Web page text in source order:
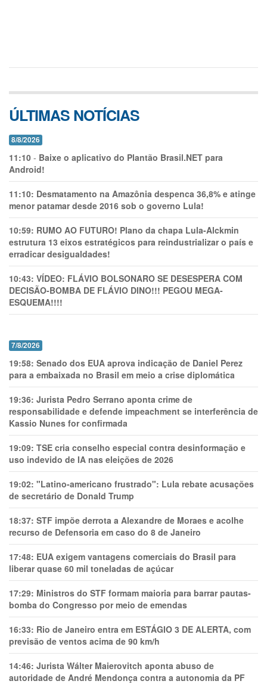
ÚLTIMAS NOTÍCIAS
8/8/2026
11:10 - Baixe o aplicativo do Plantão Brasil.NET para
Android!
11:10: Desmatamento na Amazônia despenca 36,8% e atinge
menor patamar desde 2016 sob o governo Lula!
10:59: RUMO AO FUTURO! Plano da chapa Lula-Alckmin
estrutura 13 eixos estratégicos para reindustrializar o país e
erradicar desigualdades!
10:43: VÍDEO: FLÁVIO BOLSONARO SE DESESPERA COM
DECISÃO-BOMBA DE FLÁVIO DINO!!! PEGOU MEGA-
ESQUEMA!!!!
7/8/2026
19:58: Senado dos EUA aprova indicação de Daniel Perez
para a embaixada no Brasil em meio a crise diplomática
19:36: Jurista Pedro Serrano aponta crime de
responsabilidade e defende impeachment se interferência de
Kassio Nunes for confirmada
19:09: TSE cria conselho especial contra desinformação e
uso indevido de IA nas eleições de 2026
19:02: "Latino-americano frustrado": Lula rebate acusações
de secretário de Donald Trump
18:37: STF impõe derrota a Alexandre de Moraes e acolhe
recurso de Defensoria em caso do 8 de Janeiro
17:48: EUA exigem vantagens comerciais do Brasil para
liberar quase 60 mil toneladas de açúcar
17:29: Ministros do STF formam maioria para barrar pautas-
bomba do Congresso por meio de emendas
16:33: Rio de Janeiro entra em ESTÁGIO 3 DE ALERTA, com
previsão de ventos acima de 90 km/h
14:46: Jurista Wálter Maierovitch aponta abuso de
autoridade de André Mendonça contra a autonomia da PF